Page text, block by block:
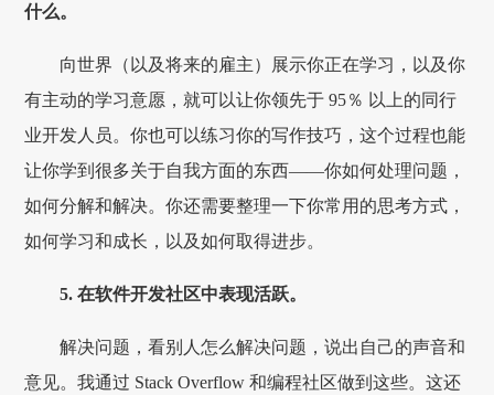
什么。
向世界（以及将来的雇主）展示你正在学习，以及你
有主动的学习意愿，就可以让你领先于 95％ 以上的同行
业开发人员。你也可以练习你的写作技巧，这个过程也能
让你学到很多关于自我方面的东西——你如何处理问题，
如何分解和解决。你还需要整理一下你常用的思考方式，
如何学习和成长，以及如何取得进步。
5. 在软件开发社区中表现活跃。
解决问题，看别人怎么解决问题，说出自己的声音和
意见。我通过 Stack Overflow 和编程社区做到这些。这还